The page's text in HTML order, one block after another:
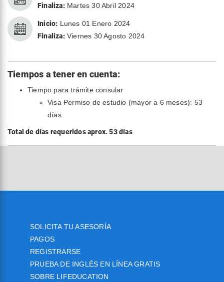
Finaliza:Martes 30 Abril 2024
Inicio: Lunes 01 Enero 2024
Finaliza:Viernes 30 Agosto 2024
Tiempos a tener en cuenta:
Tiempo para trámite consular
Visa Permiso de estudio (mayor a 6 meses): 53
días
Total de días requeridos aprox. 53 días
SOLICITA TU ASESORÍA
PAGOS
REGISTRARSE
PRUEBA DE INGLÉS EN LÍNEA GRATIS
SOBRE LIFEDUCATION